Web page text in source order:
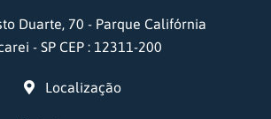
Duarte, 70 - Parque Califórnia
- SP CEP : 12311-200
Localização